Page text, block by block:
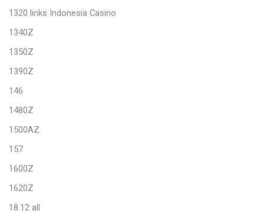
1320 links Indonesia Casino
1340Z
1350Z
1390Z
146
1480Z
1500AZ
157
1600Z
1620Z
18.12 all